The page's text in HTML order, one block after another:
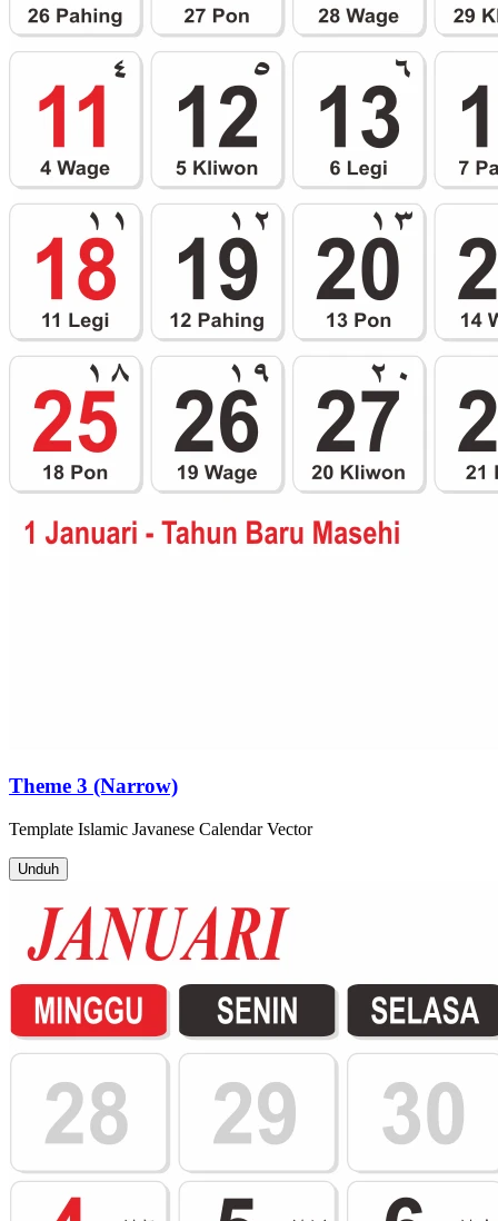
Theme 3 (Narrow)
Template Islamic Javanese CalendarVector
Unduh